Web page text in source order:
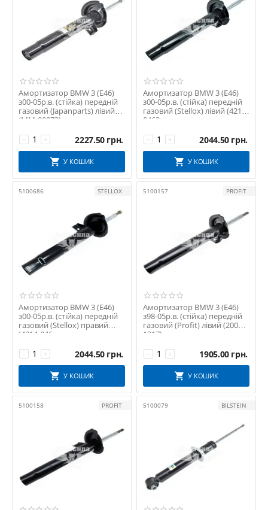
LEMFORDER
LESJOFORS
MAGNUM TECHNOLOGY
MAPCO
MASTER-SPORT GERMANY
METZGER
MEYLE
MONROE
MOOG
OE BMW
OPTIMAL
POLCAR
PREMIERE
PROFIT
RAISO
Reinhoch
RIDER
ROTWEISS
Schaeffler FAG
SIDEM
Амортизатор BMW 3 (E46)
з00-05р.в. (стійка) передній
газовий (Japanparts) лівий
(MM-00073)
+
− 2227.50 грн.
У КОШИК
Амортизатор BMW 3 (E46)
з00-05р.в. (стійка) передній
газовий (Stellox) лівий (4214-
0463...
+
− 2044.50 грн.
У КОШИК
5100686 STELLOX
Амортизатор BMW 3 (E46)
з00-05р.в. (стійка) передній
газовий (Stellox) правий
(4214-046...
+
− 2044.50 грн.
У КОШИК
5100157 PROFIT
Амортизатор BMW 3 (E46)
з98-05р.в. (стійка) передній
газовий (Profit) лівий (2004-
1317)
+
− 1905.00 грн.
У КОШИК
5100158 PROFIT 5100079 BILSTEIN